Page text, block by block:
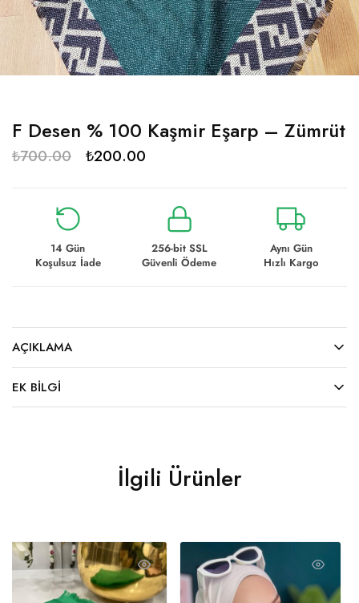
F Desen % 100 Kaşmir Eşarp – Zümrüt
₺700.00 ₺200.00
14 Gün
Koşulsuz İade
256-bit SSL
Güvenli Ödeme
Aynı Gün
Hızlı Kargo
AÇIKLAMA
EK BILGI
İlgili Ürünler